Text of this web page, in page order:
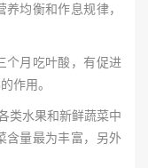
均衡和作息规律，
月吃叶酸，有促进
作用。
水果和新鲜蔬菜中
含量最为丰富，另外